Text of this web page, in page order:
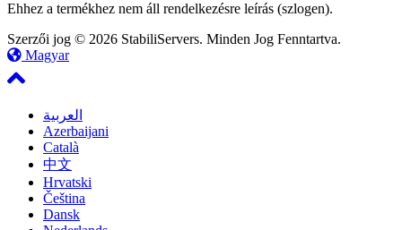
Ehhez a termékhez nem áll rendelkezésre leírás (szlogen).
Szerzői jog © 2026 StabiliServers. Minden Jog Fenntartva.
Magyar
العربية
Azerbaijani
Català
中文
Hrvatski
Čeština
Dansk